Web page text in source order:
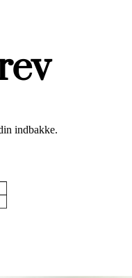
indbakke.